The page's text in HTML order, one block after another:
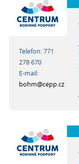
Telefon: 771
278 670
E-mail:
bohm@cepp.cz